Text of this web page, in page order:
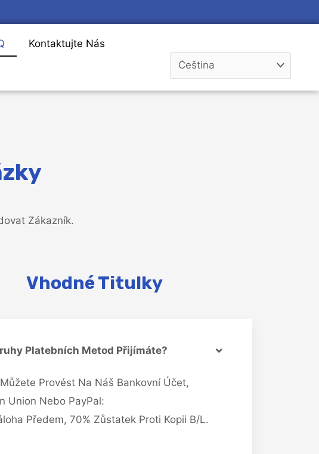
Kontaktujte Nás
Zákazník.
Vhodné Titulky
Platebních Metod Přijímáte?
Provést Na Náš Bankovní Účet,
Union Nebo PayPal:
Předem, 70% Zůstatek Proti Kopii B/L.